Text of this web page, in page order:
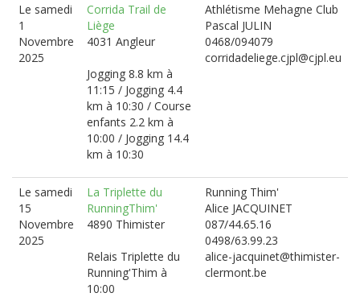
Le samedi
1
Novembre
2025
Corrida Trail de
Liège
4031 Angleur
Jogging 8.8 km à
11:15 / Jogging 4.4
km à 10:30 / Course
enfants 2.2 km à
10:00 / Jogging 14.4
km à 10:30
Athlétisme Mehagne Club
Pascal JULIN
0468/094079
corridadeliege.cjpl@cjpl.eu
Le samedi
15
Novembre
2025
La Triplette du
RunningThim'
4890 Thimister
Relais Triplette du
Running'Thim à
10:00
Running Thim'
Alice JACQUINET
087/44.65.16
0498/63.99.23
alice-jacquinet@thimister-
clermont.be